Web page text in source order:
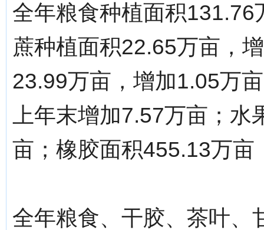
全年粮食种植面积
蔗种植面积22.65万亩，
23.99万亩，增加1.05万
上年末增加7.57万亩；
亩；橡胶面积455.13万亩
全年粮食、干胶、茶叶、